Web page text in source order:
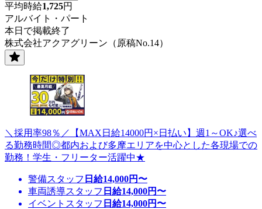
平均時給1,725円
アルバイト・パート
本日で掲載終了
株式会社アクアグリーン（原稿No.14）
＼採用率98％／【MAX日給14000円×日払い】週1～OK♪選べ
る勤務時間◎都内および多摩エリアを中心とした各現場での
勤務！学生・フリーター活躍中★
警備スタッフ 日給14,000円〜
車両誘導スタッフ 日給14,000円〜
イベントスタッフ 日給14,000円〜